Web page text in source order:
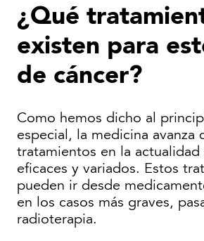
¿Qué
existen para
de cáncer?
Como hemos dicho al
especial, la medicina avanza
tratamientos en la actualidad
eficaces y variados. Estos
pueden ir desde
en los casos más graves,
radioterapia.